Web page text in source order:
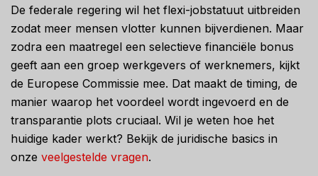
De federale regering wil het flexi-jobstatuut uitbreiden
zodat meer mensen vlotter kunnen bijverdienen. Maar
zodra een maatregel een selectieve financiële bonus
geeft aan een groep werkgevers of werknemers, kijkt
de Europese Commissie mee. Dat maakt de timing, de
manier waarop het voordeel wordt ingevoerd en de
transparantie plots cruciaal. Wil je weten hoe het
huidige kader werkt? Bekijk de juridische basics in
onze veelgestelde vragen.